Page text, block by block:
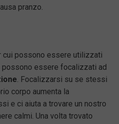
pranzo.
cui possono essere utilizzati
essere focalizzati ad
. Focalizzarsi su se stessi
corpo aumenta la
e ci aiuta a trovare un nostro
calmi. Una volta trovato